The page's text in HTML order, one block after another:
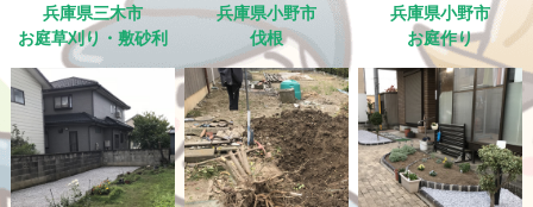
兵庫県三木市
お庭草刈り・敷砂利
兵庫県小野市
伐根
兵庫県小野市
お庭作り